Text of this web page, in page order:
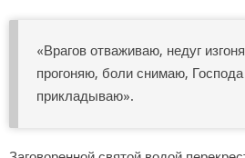
«Врагов отваживаю, недуг
прогоняю, боли снимаю,
прикладываю».